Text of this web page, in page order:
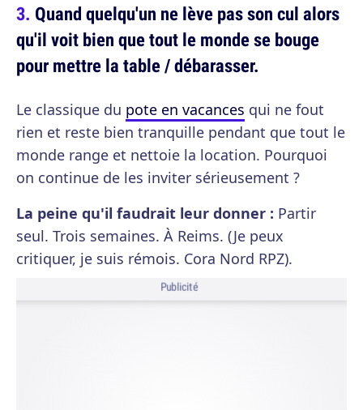
Quand quelqu'un ne lève pas son cul alors
qu'il voit bien que tout le monde se bouge
pour mettre la table / débarasser.
Le classique du pote en vacances qui ne fout
rien et reste bien tranquille pendant que tout le
monde range et nettoie la location. Pourquoi
on continue de les inviter sérieusement ?
La peine qu'il faudrait leur donner : Partir
seul. Trois semaines. À Reims. (Je peux
critiquer, je suis rémois. Cora Nord RPZ).
Publicité